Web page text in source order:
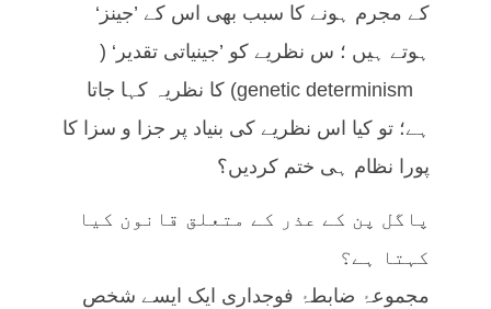
کے مجرم ہونے کا سبب بھی اس کے ’جینز‘
ہوتے ہیں ؛ س نظریے کو ’جینیاتی تقدیر‘ (
genetic determinism) کا نظریہ کہا جاتا
ہے؛ تو کیا اس نظریے کی بنیاد پر جزا و سزا کا
پورا نظام ہی ختم کردیں؟
پاگل پن کے عذر کے متعلق قانون کیا
کہتا ہے؟
مجموعۂ ضابطۂ فوجداری ایک ایسے شخص